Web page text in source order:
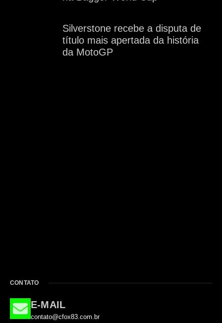
Silverstone recebe a disputa de
título mais apertada da história
da MotoGP
CONTATO
E-MAIL
contato@cfox83.com.br